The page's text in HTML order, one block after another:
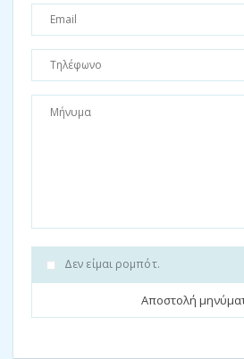
Both these plots have a stream running
characterize this by an engineer, in
distance must be kept from the stream
many square meters one can build.
φυλλάδιο αγοράς στην Ιθάκη τόσο
ελληνικάγια να σας παρέχουμε όλες
Δεν είμαι ρομπότ.